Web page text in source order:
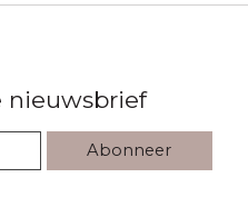
nieuwsbrief
Abonneer